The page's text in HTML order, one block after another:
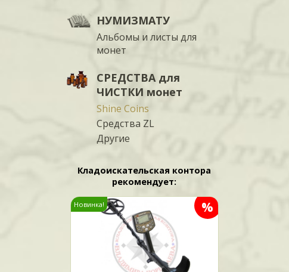
НУМИЗМАТУ
Альбомы и листы для
монет
СРЕДСТВА для
ЧИСТКИ монет
Shine Coins
Средства ZL
Другие
Кладоискательская контора
рекомендует:
%
Новинка!